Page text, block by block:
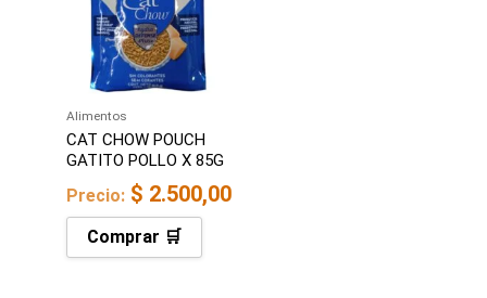
Alimentos
CAT CHOW POUCH
GATITO POLLO X 85G
Precio: $ 2.500,00
Comprar 🛒